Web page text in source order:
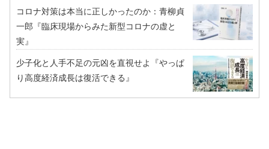
コロナ対策は本当に正しかったのか：青柳貞
一郎『臨床現場からみた新型コロナの虚と
実』
少子化と人手不足の元凶を直視せよ『やっぱ
り高度経済成長は復活できる』